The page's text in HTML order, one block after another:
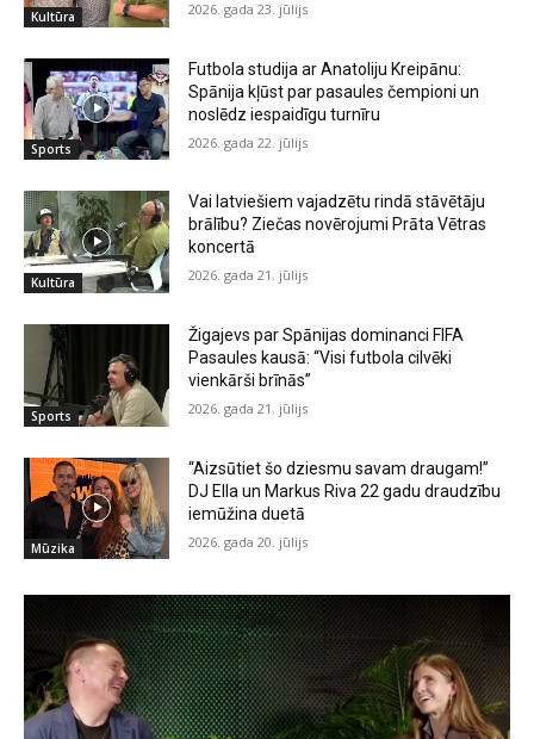
Kultūra 2026. gada 23. jūlijs
Sports
Futbola studija ar Anatoliju Kreipānu:
Spānija kļūst par pasaules čempioni un
noslēdz iespaidīgu turnīru
2026. gada 22. jūlijs
Kultūra
Vai latviešiem vajadzētu rindā stāvētāju
brālību? Ziečas novērojumi Prāta Vētras
koncertā
2026. gada 21. jūlijs
Sports
Žigajevs par Spānijas dominanci FIFA
Pasaules kausā: “Visi futbola cilvēki
vienkārši brīnās”
2026. gada 21. jūlijs
Mūzika
“Aizsūtiet šo dziesmu savam draugam!”
DJ Ella un Markus Riva 22 gadu draudzību
iemūžina duetā
2026. gada 20. jūlijs